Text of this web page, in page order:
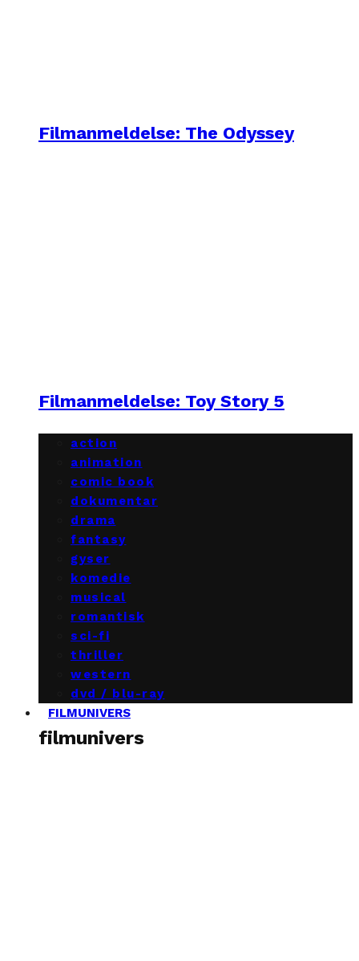
Filmanmeldelse: The Odyssey
Filmanmeldelse: Toy Story 5
action
animation
comic book
dokumentar
drama
fantasy
gyser
komedie
musical
romantisk
sci-fi
thriller
western
dvd / blu-ray
FILMUNIVERS
filmunivers